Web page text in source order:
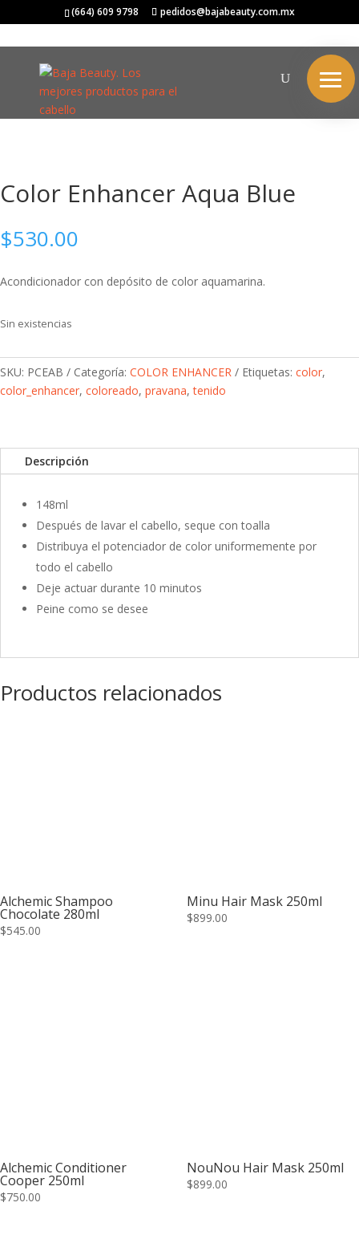
(664) 609 9798 pedidos@bajabeauty.com.mx
PRAVANA/COLOR ENHANCER/ Color Enhancer Aqua Blue
Color Enhancer Aqua Blue
$530.00
Acondicionador con depósito de color aquamarina.
Sin existencias
SKU: PCEAB Categoría: COLOR ENHANCER Etiquetas: color,
color_enhancer, coloreado, pravana,tenido
Descripción
148ml
Después de lavar el cabello, seque con toalla
Distribuya el potenciador de color uniformemente por
todo el cabello
Deje actuar durante 10 minutos
Peine como se desee
Productos relacionados
Alchemic Shampoo
Chocolate 280ml
$545.00
Minu Hair Mask 250ml
$899.00
Alchemic Conditioner
Cooper 250ml
$750.00
NouNou Hair Mask 250ml
$899.00